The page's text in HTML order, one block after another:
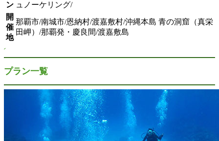
ン ュノーケリング/
開
催
地
那覇市/南城市/恩納村/渡嘉敷村/沖縄本島 青の洞窟（真栄
田岬）/那覇発・慶良間/渡嘉敷島
プラン一覧